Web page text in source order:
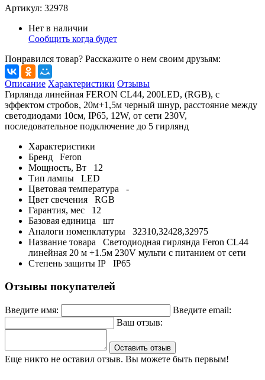
Артикул: 32978
Нет в наличии
Сообщить когда будет
Понравился товар? Расскажите о нем своим друзьям:
Описание Характеристики Отзывы
Гирлянда линейная FERON CL44, 200LED, (RGB), с
эффектом стробов, 20м+1,5м черный шнур, расстояние между
светодиодами 10см, IP65, 12W, от сети 230V,
последовательное подключение до 5 гирлянд
Характеристики
Бренд
Feron
Мощность, Вт
12
Тип лампы
LED
Цветовая температура
-
Цвет свечения
RGB
Гарантия, мес
12
Базовая единица
шт
Аналоги номенклатуры
32310,32428,32975
Название товара
Светодиодная гирлянда Feron CL44
линейная 20 м +1.5м 230V мульти c питанием от сети
Степень защиты IP
IP65
Отзывы покупателей
Введите имя:
Введите email:
Ваш отзыв:
Оставить отзыв
Еще никто не оставил отзыв. Вы можете быть первым!